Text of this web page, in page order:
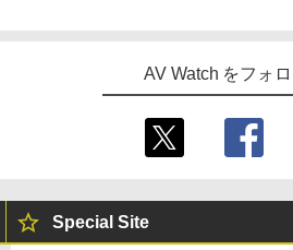
AV Watch をフォ
Special Site